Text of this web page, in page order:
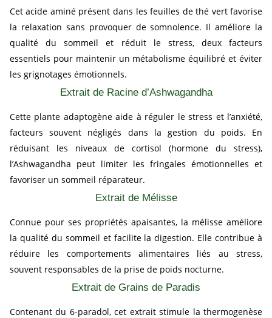
Cet acide aminé présent dans les feuilles de thé vert favorise
la relaxation sans provoquer de somnolence. Il améliore la
qualité du sommeil et réduit le stress, deux facteurs
essentiels pour maintenir un métabolisme équilibré et éviter
les grignotages émotionnels.
Extrait de Racine d’Ashwagandha
Cette plante adaptogène aide à réguler le stress et l’anxiété,
facteurs souvent négligés dans la gestion du poids. En
réduisant les niveaux de cortisol (hormone du stress),
l’Ashwagandha peut limiter les fringales émotionnelles et
favoriser un sommeil réparateur.
Extrait de Mélisse
Connue pour ses propriétés apaisantes, la mélisse améliore
la qualité du sommeil et facilite la digestion. Elle contribue à
réduire les comportements alimentaires liés au stress,
souvent responsables de la prise de poids nocturne.
Extrait de Grains de Paradis
Contenant du 6-paradol, cet extrait stimule la thermogenèse